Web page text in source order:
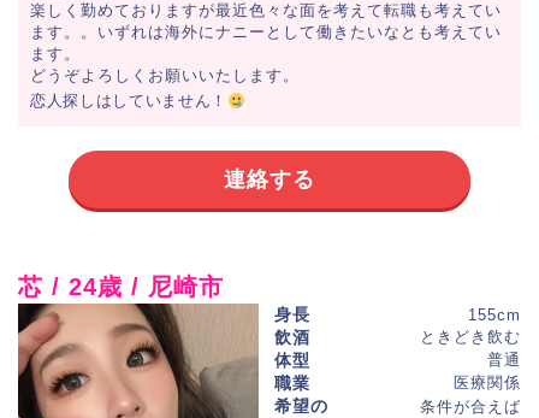
楽しく勤めておりますが最近色々な面を考えて転職も考えてい
ます。。いずれは海外にナニーとして働きたいなとも考えてい
ます。
どうぞよろしくお願いいたします。
恋人探しはしていません！
連絡する
芯 / 24歳 / 尼崎市
身長 155cm
飲酒 ときどき飲む
体型 普通
職業 医療関係
希望の
条件が合えば